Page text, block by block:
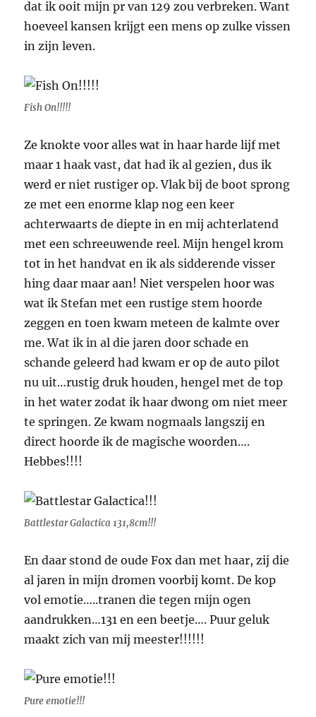
dat ik ooit mijn pr van 129 zou verbreken. Want
hoeveel kansen krijgt een mens op zulke vissen
in zijn leven.
Fish On!!!!!
Ze knokte voor alles wat in haar harde lijf met
maar 1 haak vast, dat had ik al gezien, dus ik
werd er niet rustiger op. Vlak bij de boot sprong
ze met een enorme klap nog een keer
achterwaarts de diepte in en mij achterlatend
met een schreeuwende reel. Mijn hengel krom
tot in het handvat en ik als sidderende visser
hing daar maar aan! Niet verspelen hoor was
wat ik Stefan met een rustige stem hoorde
zeggen en toen kwam meteen de kalmte over
me. Wat ik in al die jaren door schade en
schande geleerd had kwam er op de auto pilot
nu uit…rustig druk houden, hengel met de top
in het water zodat ik haar dwong om niet meer
te springen. Ze kwam nogmaals langszij en
direct hoorde ik de magische woorden….
Hebbes!!!!
Battlestar Galactica 131,8cm!!!
En daar stond de oude Fox dan met haar, zij die
al jaren in mijn dromen voorbij komt. De kop
vol emotie…..tranen die tegen mijn ogen
aandrukken…131 en een beetje…. Puur geluk
maakt zich van mij meester!!!!!!
Pure emotie!!!